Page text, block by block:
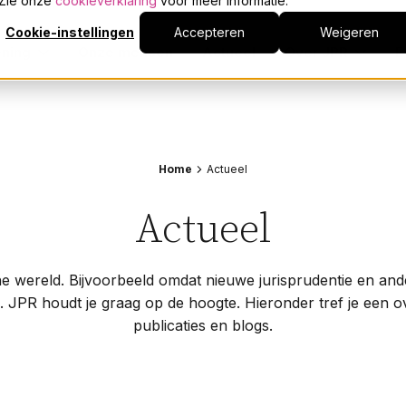
Cookie-instellingen Accepteren Weigeren
Reorganisatie
Samenwerkingsvormen
Onze mensen Actueel Over JPR
Gelijke beloning
Woningcorporaties
Actueel
Events
Home Actueel
Actueel
wereld. Bijvoorbeeld omdat nieuwe jurisprudentie en
JPR houdt je graag op de hoogte. Hieronder tref je een
publicaties en blogs.